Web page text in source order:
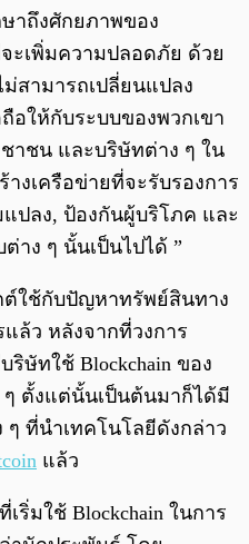
าถึงศักยภาพของ
จะเพิ่มความปลอดภัย ด้วย
สามารถเปลี่ยนแปลง
อให้กับระบบของพวกเขา
าชน และบริษัทต่าง ๆ ใน
างเครือข่ายที่จะรับรองการ
ปลง, ป้องกันผู้บริโภค และ
าง ๆ นั้นเป็นไปได้ ”
ต์ใช้กับปัญหาทรัพย์สินทาง
ล้ว หลังจากที่วงการ
ริษัทใช้ Blockchain ของ
ๆ ตั้งแต่นั้นเป็นต้นมาก็ได้มี
ๆ ที่นำเทคโนโลยีดังกล่าว
แล้ว
ที่เริ่มใช้ Blockchain ในการ